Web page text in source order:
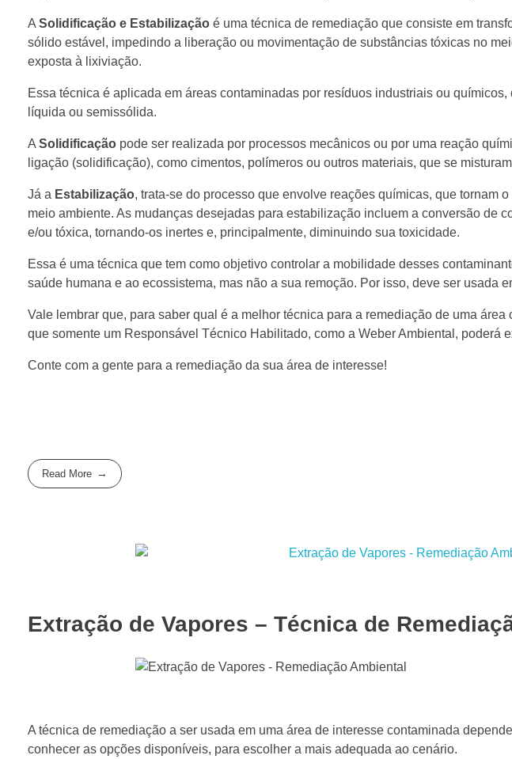
A Solidificação e Estabilização é uma técnica de remediação que consiste em
sólido estável, impedindo a liberação ou movimentação de substâncias tóxicas no
exposta à lixiviação.
Essa técnica é aplicada em áreas contaminadas por resíduos industriais ou
líquida ou semissólida.
A Solidificação pode ser realizada por processos mecânicos ou por uma reação
ligação (solidificação), como cimentos, polímeros ou outros materiais, que se
Já a Estabilização, trata-se do processo que envolve reações químicas, que tornam
meio ambiente. As mudanças desejadas para estabilização incluem a conversão de
e/ou tóxica, tornando-os inertes e, principalmente, diminuindo sua toxicidade.
Essa é uma técnica que tem como objetivo controlar a mobilidade desses
saúde humana e ao ecossistema, mas não a sua remoção. Por isso, deve ser usada
Vale lembrar que, para saber qual é a melhor técnica para a remediação de uma
que somente um Responsável Técnico Habilitado, como a Weber Ambiental, poderá
Conte com a gente para a remediação da sua área de interesse!
Read More
Extração de Vapores – Técnica de
A técnica de remediação a ser usada em uma área de interesse contaminada
conhecer as opções disponíveis, para escolher a mais adequada ao cenário.